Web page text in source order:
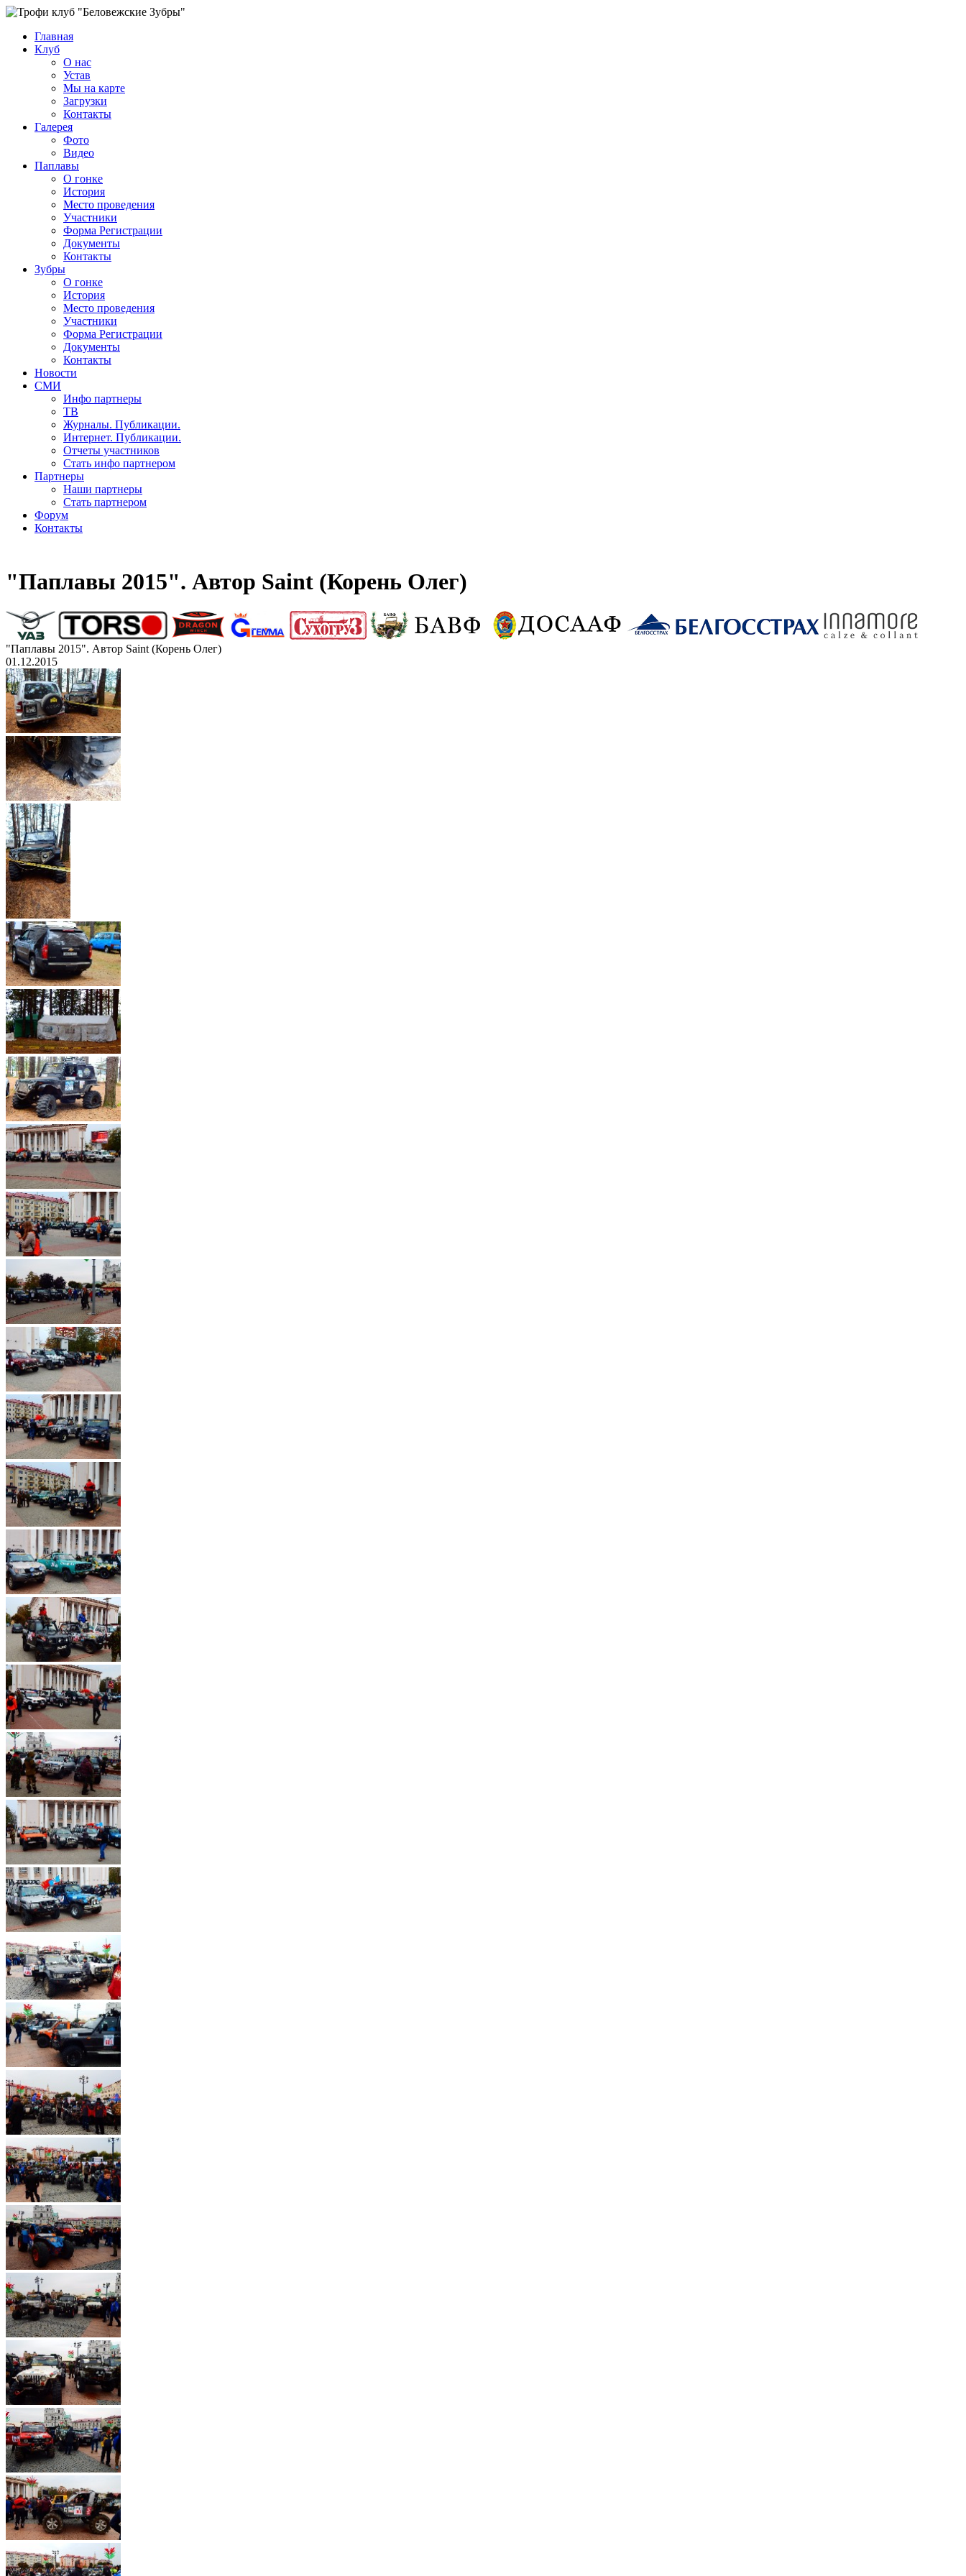
Главная
Клуб
О нас
Устав
Мы на карте
Загрузки
Контакты
Галерея
Фото
Видео
Паплавы
О гонке
История
Место проведения
Участники
Форма Регистрации
Документы
Контакты
Зубры
О гонке
История
Место проведения
Участники
Форма Регистрации
Документы
Контакты
Новости
СМИ
Инфо партнеры
ТВ
Журналы. Публикации.
Интернет. Публикации.
Отчеты участников
Стать инфо партнером
Партнеры
Наши партнеры
Стать партнером
Форум
Контакты
"Паплавы 2015". Автор Saint (Корень Олег)
"Паплавы 2015". Автор Saint (Корень Олег)
01.12.2015